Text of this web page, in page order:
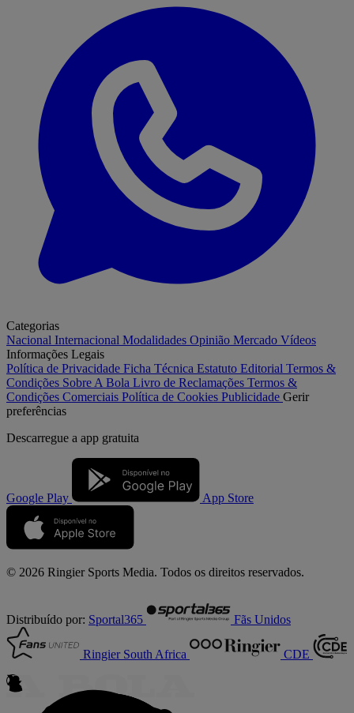
Categorias
Nacional Internacional Modalidades Opinião Mercado Vídeos
Informações Legais
Política de Privacidade Ficha Técnica Estatuto Editorial Termos &
Condições Sobre A Bola Livro de Reclamações Termos &
Condições Comerciais Política de Cookies Publicidade Gerir
preferências
Descarregue a app gratuita
Google Play App Store
© 2026 Ringier Sports Media. Todos os direitos reservados.
Distribuído por: Sportal365 Fãs Unidos
Ringier South Africa CDE